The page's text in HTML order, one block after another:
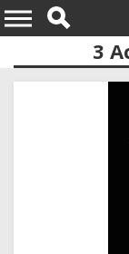
Provincies:noord
3